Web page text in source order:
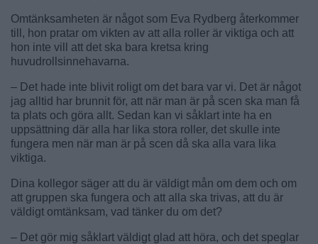
Omtänksamheten är något som Eva Rydberg återkommer
till, hon pratar om vikten av att alla roller är viktiga och att
hon inte vill att det ska bara kretsa kring
huvudrollsinnehavarna.
– Det hade inte blivit roligt om det bara var vi. Det är något
jag alltid har brunnit för, att när man är på scen ska man få
ta plats och göra allt. Sedan kan vi såklart inte ha en
uppsättning där alla har lika stora roller, det skulle inte
fungera men när man är på scen då ska alla vara lika
viktiga.
Dina kollegor säger att du är väldigt mån om dem och om
att gruppen ska fungera och att alla ska trivas, att du är
väldigt omtänksam, vad tänker du om det?
– Det gör mig såklart väldigt glad att höra, och det speglar